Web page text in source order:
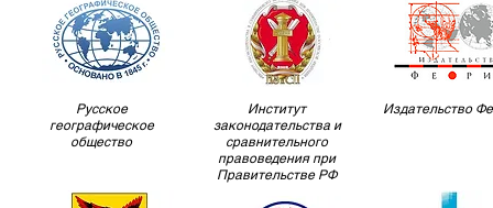
Русское
географическое
общество
Институт
законодательства и
сравнительного
правоведения при
Правительстве РФ
Издательство